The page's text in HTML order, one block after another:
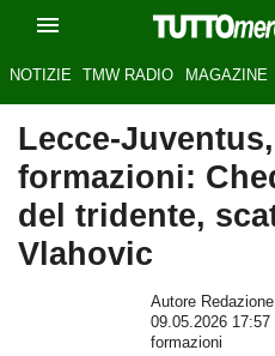
NOTIZIE TMW RADIO MAGAZINE
Lecce-
formazioni:
del tridente,
Vlahovic
Autore
09.05.2026 17:57
formazioni